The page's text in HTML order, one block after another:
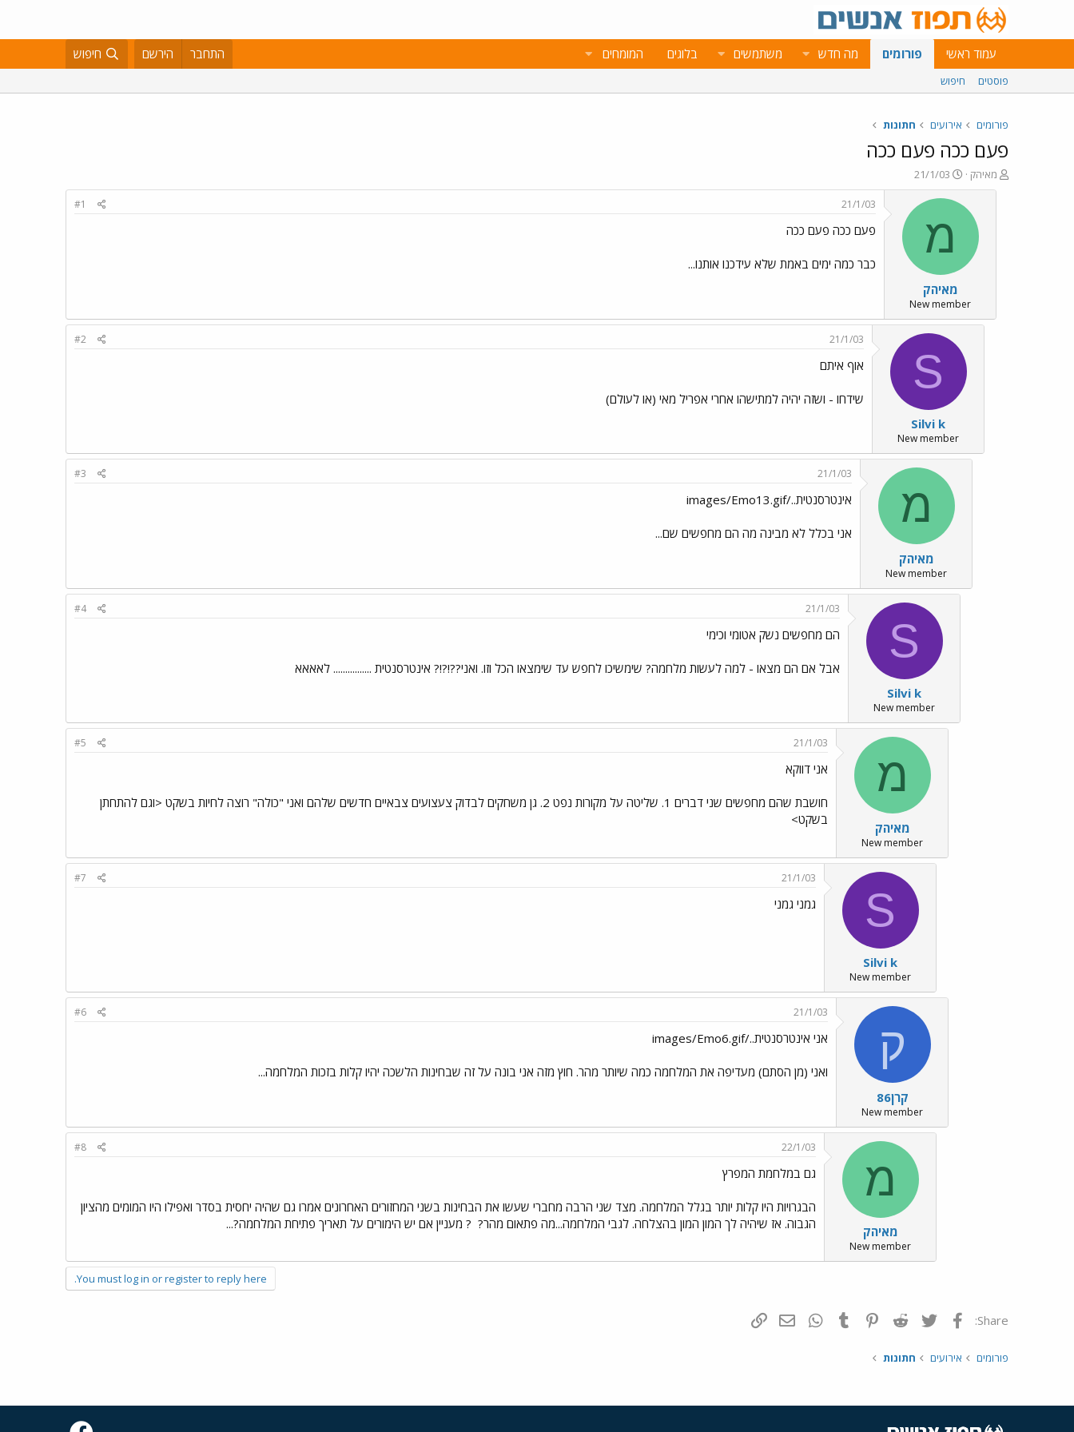
עמוד ראשי פורומים מה חדש משתמשים בלוגים המומחים התחבר הירשם חיפוש
פוסטים חיפוש
פורומים אירועים חתונות
פעם ככה פעם ככה
פ
ו
מאיהק
פ
ו
ר
ם
ב
א
ר
י
ך
21/1/03
מ
מאיהק
New member
21/1/03
#1
פעם ככה פעם ככה
כבר כמה ימים באמת שלא עידכנו אותנו...
S
Silvi k
New member
21/1/03
#2
אוף איתם
שידחו - ושזה יהיה למתישהו אחרי אפריל מאי (או לעולם)
מ
מאיהק
New member
21/1/03
#3
אינטרסנטית../images/Emo13.gif
אני בכלל לא מבינה מה הם מחפשים שם...
S
Silvi k
New member
21/1/03
#4
הם מחפשים נשק אטומי וכימי
אבל אם הם מצאו - למה לעשות מלחמה? שימשיכו לחפש עד שימצאו הכל וזו. ואני??!?!? אינטרסנטית ................ לאאאא
מ
מאיהק
New member
21/1/03
#5
אני דווקא
חושבת שהם מחפשים שני דברים 1. שליטה על מקורות נפט 2. גן משחקים לבדוק צעצועים צבאיים חדשים שלהם ואני "כולה" רוצה לחיות בשקט <וגם להתחתן
בשקט>
S
Silvi k
New member
21/1/03
#7
גמני גמני
ק
קרן86
New member
21/1/03
#6
אני אינטרסנטית../images/Emo6.gif
ואני (מן הסתם) מעדיפה את המלחמה כמה שיותר מהר. חוץ מזה אני בונה על זה שבחינות הלשכה יהיו קלות בזכות המלחמה...
מ
מאיהק
New member
22/1/03
#8
גם במלחמת המפרץ
הבגרויות היו קלות יותר בגלל המלחמה. מצד שני הרבה מחברי שעשו את הבחינות בשני המחזורים האחרונים אמרו גם שהיה יחסית בסדר ואפילו היו המומים מהציון
הגבוה. אז שיהיה לך המון המון בהצלחה. לגבי המלחמה...מה פתאום מהר? ? מעניין אם יש הימורים על תאריך פתיחת המלחמה?...
You must log in or register to reply here.
Share: פייסבוק Twitter
Reddit
Pinterest
Tumblr
WhatsAppדואר אלקטרוני
פורומים אירועים חתונות